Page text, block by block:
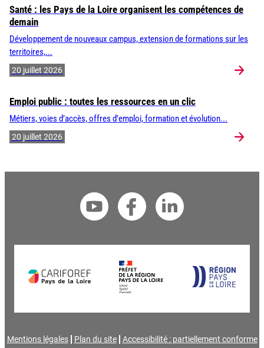
Santé : les Pays de la Loire organisent les compétences de
demain
Développement de nouveaux campus, extension de formations sur les
territoires,...
20 juillet 2026
Emploi public : toutes les ressources en un clic
Métiers, voies d’accès, offres d’emploi, formation et évolution...
20 juillet 2026
Mentions légales Plan du site Accessibilité : partiellement conforme